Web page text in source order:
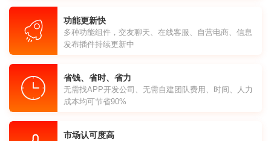
功能更新快
多种功能组件，交友聊天、在线客服、自营电商、信息
发布插件持续更新中
省钱、省时、省力
无需找APP开发公司、无需自建团队费用、时间、人力
成本均可节省90%
市场认可度高